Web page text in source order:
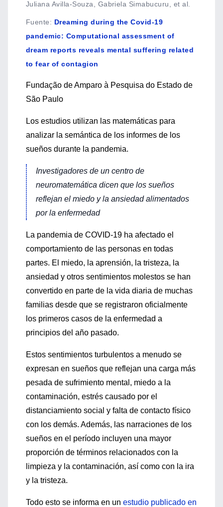
Juliana Avilla-Souza, Gabriela Simabucuru, et al.
Fuente: Dreaming during the Covid-19
pandemic: Computational assessment of
dream reports reveals mental suffering related
to fear of contagion
Fundação de Amparo à Pesquisa do Estado de
São Paulo
Los estudios utilizan las matemáticas para
analizar la semántica de los informes de los
sueños durante la pandemia.
Investigadores de un centro de
neuromatemática dicen que los sueños
reflejan el miedo y la ansiedad alimentados
por la enfermedad
La pandemia de COVID-19 ha afectado el
comportamiento de las personas en todas
partes. El miedo, la aprensión, la tristeza, la
ansiedad y otros sentimientos molestos se han
convertido en parte de la vida diaria de muchas
familias desde que se registraron oficialmente
los primeros casos de la enfermedad a
principios del año pasado.
Estos sentimientos turbulentos a menudo se
expresan en sueños que reflejan una carga más
pesada de sufrimiento mental, miedo a la
contaminación, estrés causado por el
distanciamiento social y falta de contacto físico
con los demás. Además, las narraciones de los
sueños en el período incluyen una mayor
proporción de términos relacionados con la
limpieza y la contaminación, así como con la ira
y la tristeza.
Todo esto se informa en un estudio publicado en